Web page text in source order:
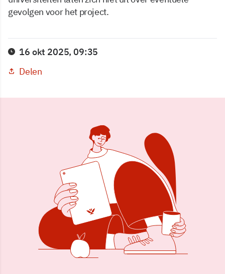
gevolgen voor het project.
16 okt 2025, 09:35
Delen